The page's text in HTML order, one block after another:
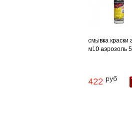
смывка краски
м10 аэрозоль
422 руб